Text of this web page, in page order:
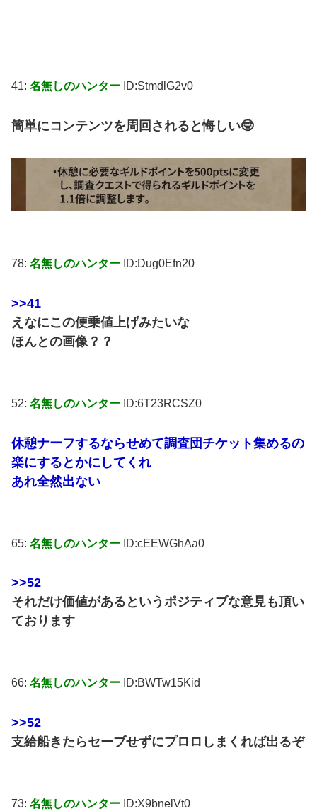
41: 名無しのハンター ID:StmdlG2v0
簡単にコンテンツを周回されると悔しい🤓
78: 名無しのハンター ID:Dug0Efn20
>>41
えなにこの便乗値上げみたいな
ほんとの画像？？
52: 名無しのハンター ID:6T23RCSZ0
休憩ナーフするならせめて調査団チケット集めるの
楽にするとかにしてくれ
あれ全然出ない
65: 名無しのハンター ID:cEEWGhAa0
>>52
それだけ価値があるというポジティブな意見も頂い
ております
66: 名無しのハンター ID:BWTw15Kid
>>52
支給船きたらセーブせずにプロロしまくれば出るぞ
73: 名無しのハンター ID:X9bnelVt0